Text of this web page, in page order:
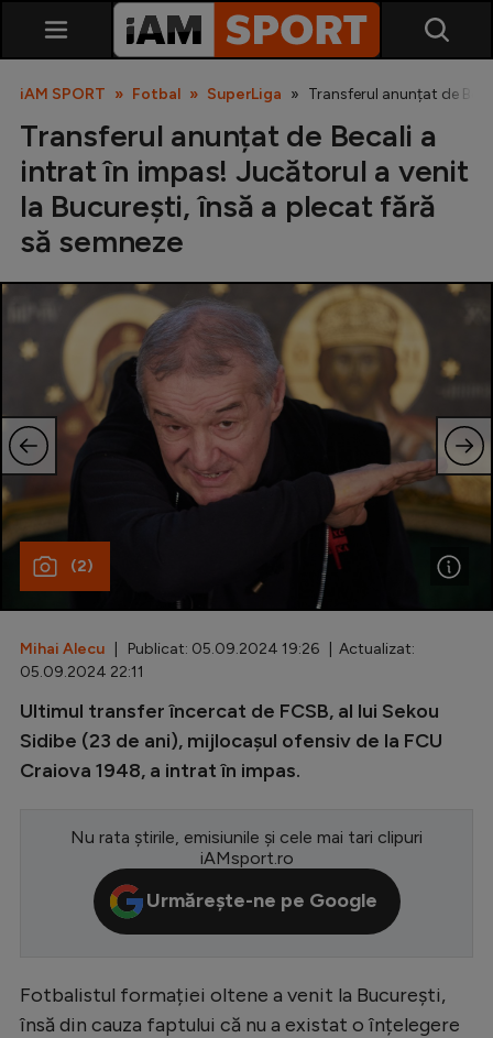
SuperLiga
Liga 2
Cupa României
Echipa Națională
U21
Fotbal feminin
Inedit
Clasamente
Champions League
Conference League
CM 2026
Premier League
Serie A
iAM SPORT Fotbal SuperLiga Transferul anunțat de
Transferul anunțat de Becali a
intrat în impas! Jucătorul a venit
la București, însă a plecat fără
să semneze
(2)
Mihai Alecu | Publicat: 05.09.2024 19:26 | Actualizat:
05.09.2024 22:11
Ultimul transfer încercat de FCSB, al lui Sekou
Sidibe (23 de ani), mijlocașul ofensiv de la FCU
Craiova 1948, a intrat în impas.
Nu rata știrile, emisiunile și cele mai tari clipuri
iAMsport.ro
Urmărește-ne pe Google
Fotbalistul formației oltene a venit la București,
însă din cauza faptului că nu a existat o înțelegere